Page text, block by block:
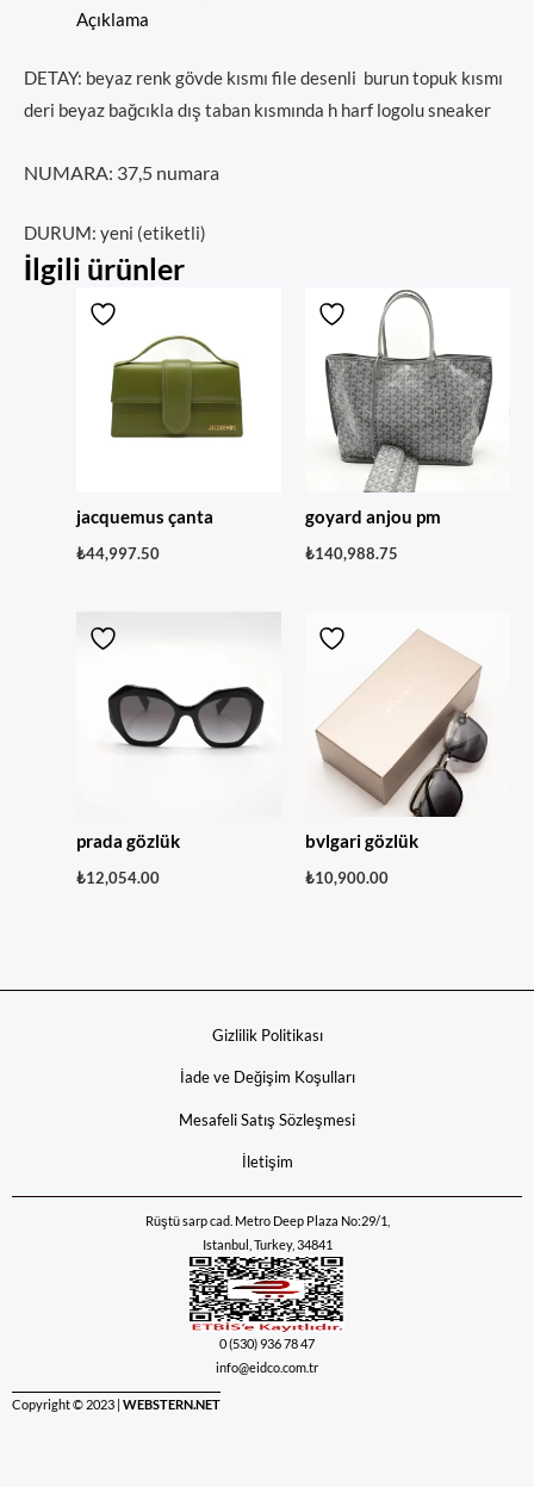
Açıklama
DETAY: beyaz renk gövde kısmı file desenli burun topuk kısmı
deri beyaz bağcıkla dış taban kısmında h harf logolu sneaker
NUMARA: 37,5 numara
DURUM: yeni (etiketli)
İlgili ürünler
jacquemus çanta
₺44,997.50
goyard anjou pm
₺140,988.75
prada gözlük
₺12,054.00
bvlgari gözlük
₺10,900.00
Gizlilik Politikası
İade ve Değişim Koşulları
Mesafeli Satış Sözleşmesi
İletişim
Rüştü sarp cad. Metro Deep Plaza No:29/1,
Istanbul, Turkey, 34841
0 (530) 936 78 47
info@eidco.com.tr
Copyright © 2023 | WEBSTERN.NET